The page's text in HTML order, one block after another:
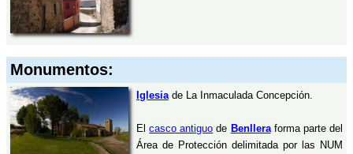
Monumentos:
Iglesia de La Inmaculada Concepción.
Elcasco antiguo de Benlleraforma parte del
Área de Protección delimitada por las NUM